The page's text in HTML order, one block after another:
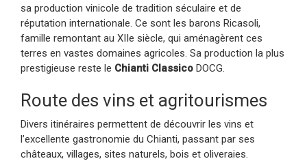
sa production vinicole de tradition séculaire et de
réputation internationale. Ce sont les barons Ricasoli,
famille remontant au XIIe siècle, qui aménagèrent ces
terres en vastes domaines agricoles. Sa production la plus
prestigieuse reste le Chianti Classico DOCG.
Route des vins et agritourismes
Divers itinéraires permettent de découvrir les vins et
l’excellente gastronomie du Chianti, passant par ses
châteaux, villages, sites naturels, bois et oliveraies.